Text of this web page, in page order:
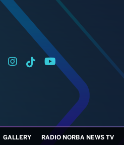
GALLERY RADIO NORBA NEWS TV